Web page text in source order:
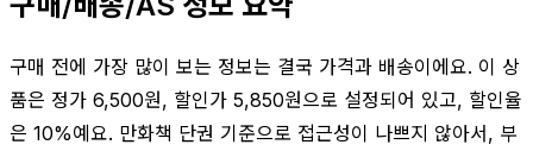
구매 전에 가장 많이 보는 정보는 결국 가격과 배송이에요. 이 상
품은 정가 6,500원, 할인가 5,850원으로 설정되어 있고, 할인율
은 10%예요. 만화책 단권 기준으로 접근성이 나쁘지 않아서, 부